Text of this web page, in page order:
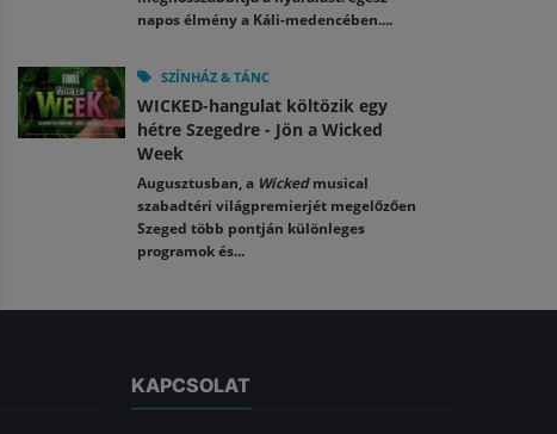
napos élmény a Káli-medencében....
SZÍNHÁZ & TÁNC
WICKED-hangulat költözik egy
hétre Szegedre - Jön a Wicked
Week
Augusztusban, a Wickedmusical
szabadtéri világpremierjét megelőzően
Szeged több pontján különleges
programok és...
KAPCSOLAT